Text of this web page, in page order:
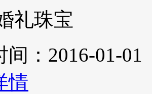
礼珠宝
间：2016-01-01
情